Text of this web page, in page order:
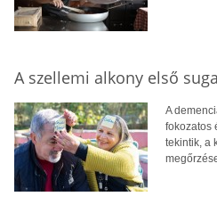
A szellemi alkony első
A
fokozatos
tekintik, a